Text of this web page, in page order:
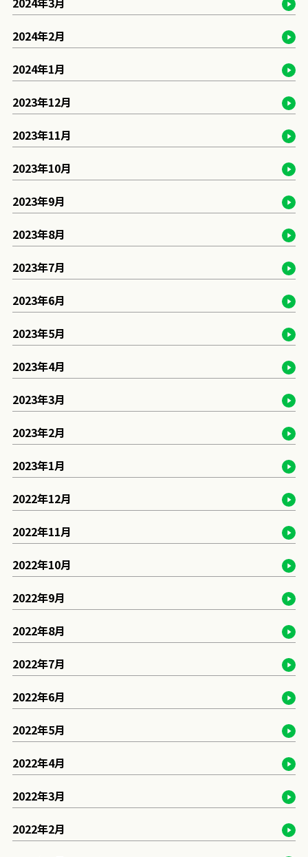
2024年2月
2024年1月
2023年12月
2023年11月
2023年10月
2023年9月
2023年8月
2023年7月
2023年6月
2023年5月
2023年4月
2023年3月
2023年2月
2023年1月
2022年12月
2022年11月
2022年10月
2022年9月
2022年8月
2022年7月
2022年6月
2022年5月
2022年4月
2022年3月
2022年2月